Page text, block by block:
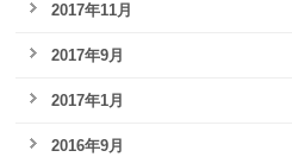
2017年11月
2017年9月
2017年1月
2016年9月